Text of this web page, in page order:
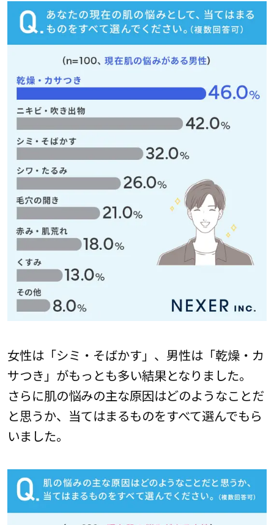
女性は「シミ・そばかす」、男性は「乾燥・カ
サつき」がもっとも多い結果となりました。
さらに肌の悩みの主な原因はどのようなことだ
と思うか、当てはまるものをすべて選んでもら
いました。